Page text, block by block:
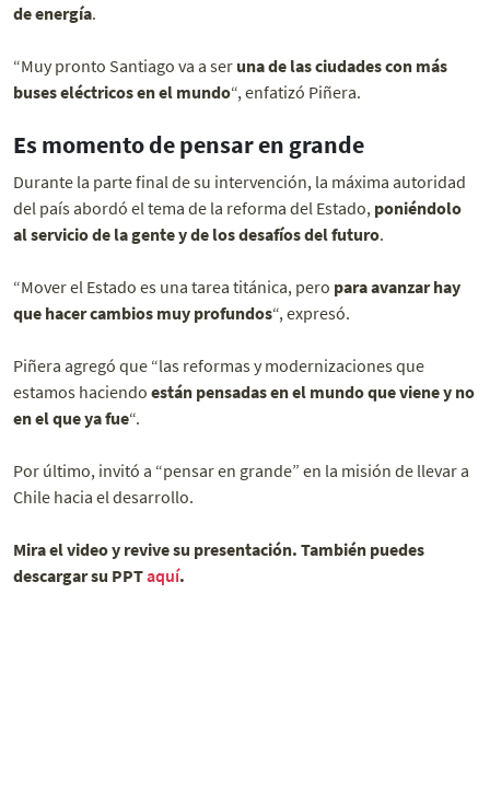
de energía.
“Muy pronto Santiago va a ser una de las ciudades con más
buses eléctricos en el mundo“, enfatizó Piñera.
Es momento de pensar en grande
Durante la parte final de su intervención, la máxima autoridad
del país abordó el tema de la reforma del Estado, poniéndolo
al servicio de la gente y de los desafíos del futuro.
“Mover el Estado es una tarea titánica, pero para avanzar hay
que hacer cambios muy profundos“, expresó.
Piñera agregó que “las reformas y modernizaciones que
estamos haciendo están pensadas en el mundo que viene y no
en el que ya fue“.
Por último, invitó a “pensar en grande” en la misión de llevar a
Chile hacia el desarrollo.
Mira el video y revive su presentación. También puedes
descargar su PPTaquí.